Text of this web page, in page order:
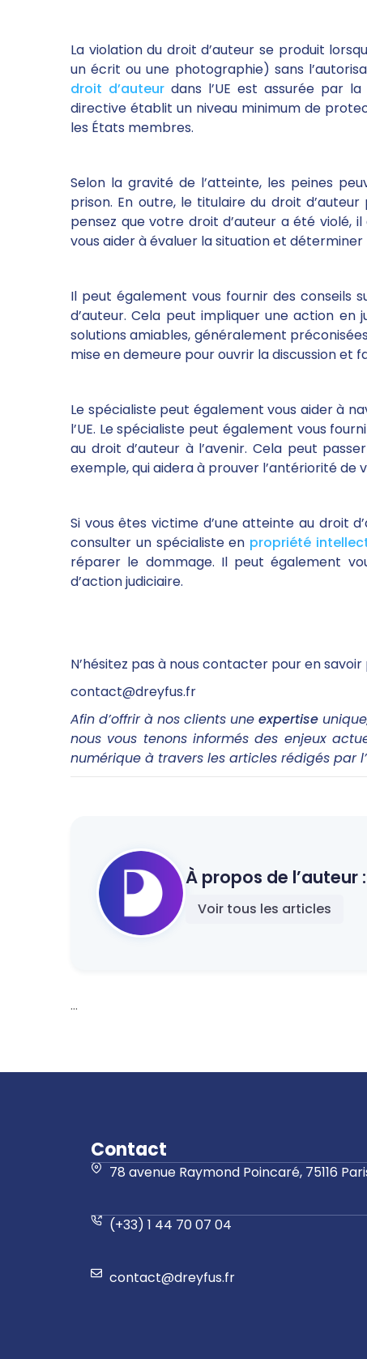
La violation du droit d’auteur se produit
un écrit ou une photographie) sans
droit d’auteurdans l’UE est assurée par
directive établit un niveau minimum de
les États membres.
Selon la gravité de l’atteinte, les peines
prison. En outre, le titulaire du droit
pensez que votre droit d’auteur a été violé,
vous aider à évaluer la situation et
Il peut également vous fournir des conseils
d’auteur. Cela peut impliquer une action
solutions amiables, généralement
mise en demeure pour ouvrir la discussion et
Le spécialiste peut également vous aider à
l’UE. Le spécialiste peut également vous
au droit d’auteur à l’avenir. Cela peut
exemple, qui aidera à prouver l’antériorité de
Si vous êtes victime d’une atteinte au droit
consulter un spécialiste en propriété
réparer le dommage. Il peut également
d’action judiciaire.
N’hésitez pas à nous contacter pour en savoir
contact@dreyfus.fr
Afin d’offrir à nos clients une expertise
nous vous tenons informés des enjeux
numérique à travers les articles rédigés par
À propos de l’auteur :
Voir tous les articles
...
Contact
78 avenue Raymond Poincaré, 75116
(+33) 1 44 70 07 04
contact@dreyfus.fr